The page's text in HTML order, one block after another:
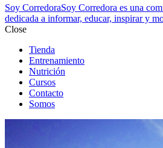
Soy CorredoraSoy Corredora es una
dedicada a informar, educar, inspirar y
Close
Tienda
Entrenamiento
Nutrición
Cursos
Contacto
Somos